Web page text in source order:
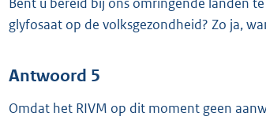
glyfosaat op de volksgezondheid? Zo ja,
Antwoord 5
Omdat het RIVM op dit moment geen